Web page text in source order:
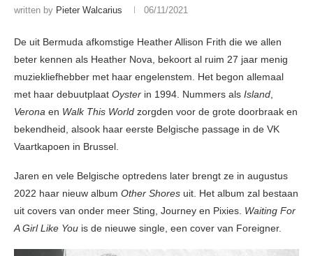
written by Pieter Walcarius 06/11/2021
De uit Bermuda afkomstige Heather Allison Frith die we allen
beter kennen als Heather Nova, bekoort al ruim 27 jaar menig
muziekliefhebber met haar engelenstem. Het begon allemaal
met haar debuutplaat Oyster in 1994. Nummers als Island,
Verona en Walk This World zorgden voor de grote doorbraak en
bekendheid, alsook haar eerste Belgische passage in de VK
Vaartkapoen in Brussel.
Jaren en vele Belgische optredens later brengt ze in augustus
2022 haar nieuw album Other Shores uit. Het album zal bestaan
uit covers van onder meer Sting, Journey en Pixies. Waiting For
A Girl Like You is de nieuwe single, een cover van Foreigner.